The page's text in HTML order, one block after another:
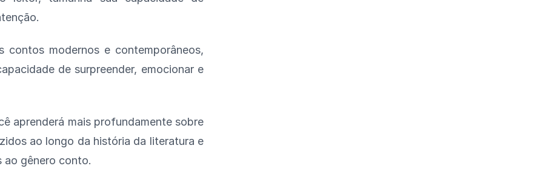
contos modernos e contemporâneos,
de surpreender, emocionar e
aprenderá mais profundamente sobre
ao longo da história da literatura e
ao gênero conto.